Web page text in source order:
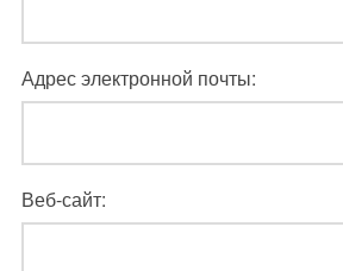
Адрес электронной почты:
Веб-сайт: